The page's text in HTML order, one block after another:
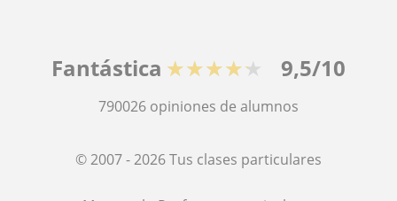
Fantástica ★★★★★ 9,5/10
790026 opiniones de alumnos
© 2007 - 2026 Tus clases particulares